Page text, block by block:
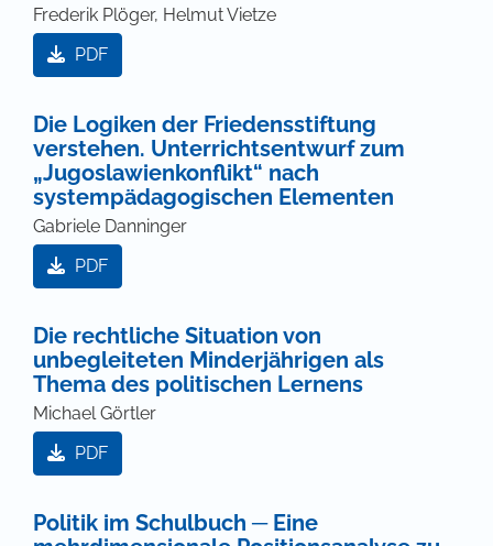
Frederik Plöger, Helmut Vietze
PDF
Die Logiken der Friedensstiftung
verstehen. Unterrichtsentwurf zum
„Jugoslawienkonflikt“ nach
systempädagogischen Elementen
Gabriele Danninger
PDF
Die rechtliche Situation von
unbegleiteten Minderjährigen als
Thema des politischen Lernens
Michael Görtler
PDF
Politik im Schulbuch ─ Eine